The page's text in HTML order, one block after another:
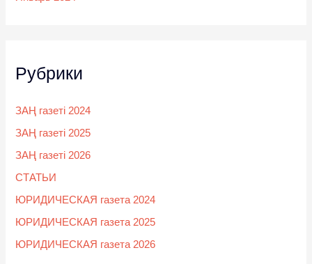
Рубрики
ЗАҢ газеті 2024
ЗАҢ газеті 2025
ЗАҢ газеті 2026
СТАТЬИ
ЮРИДИЧЕСКАЯ газета 2024
ЮРИДИЧЕСКАЯ газета 2025
ЮРИДИЧЕСКАЯ газета 2026